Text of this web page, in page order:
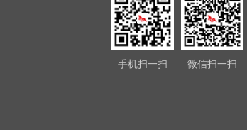
手机扫一扫 微信扫一扫